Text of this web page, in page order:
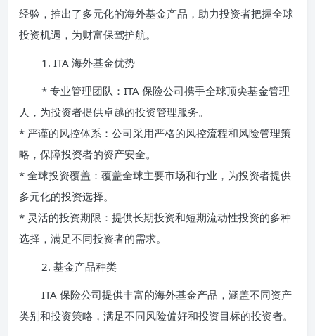
经验，推出了多元化的海外基金产品，助力投资者把握全球
投资机遇，为财富保驾护航。
1. ITA 海外基金优势
* 专业管理团队：ITA 保险公司携手全球顶尖基金管理
人，为投资者提供卓越的投资管理服务。
* 严谨的风控体系：公司采用严格的风控流程和风险管理策
略，保障投资者的资产安全。
* 全球投资覆盖：覆盖全球主要市场和行业，为投资者提供
多元化的投资选择。
* 灵活的投资期限：提供长期投资和短期流动性投资的多种
选择，满足不同投资者的需求。
2. 基金产品种类
ITA 保险公司提供丰富的海外基金产品，涵盖不同资产
类别和投资策略，满足不同风险偏好和投资目标的投资者。